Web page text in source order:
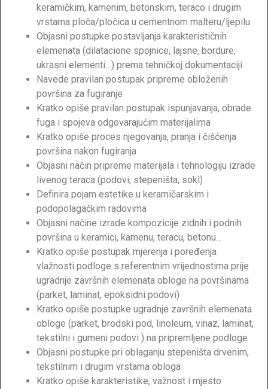
keramičkim, kamenim, betonskim, teraco i drugim
vrstama ploča/pločica u cementnom malteru/ljepilu
Objasni postupke postavljanja karakterističnih
elemenata (dilatacione spojnice, lajsne, bordure,
ukrasni elementi…) prema tehničkoj dokumentaciji
Navede pravilan postupak pripreme obloženih
površina za fugiranje
Kratko opiše pravilan postupak ispunjavanja, obrade
fuga i spojeva odgovarajućim materijalima
Kratko opiše proces njegovanja, pranja i čišćenja
površina nakon fugiranja
Objasni način pripreme materijala i tehnologiju izrade
livenog teraca (podovi, stepeništa, sokl)
Definira pojam estetike u keramičarskim i
podopolagačkim radovima
Objasni načine izrade kompozicije zidnih i podnih
površina u keramici, kamenu, teracu, betonu…
Kratko opiše postupak mjerenja i poređenja
vlažnosti podloge s referentnim vrijednostima prije
ugradnje završnih elemenata obloge na površinama
(parket, laminat, epoksidni podovi)
Kratko opiše postupke ugradnje završnih elemenata
obloge (parket, brodski pod, linoleum, vinaz, laminat,
tekstilni i gumeni podovi ) na pripremljene podloge
Objasni postupke pri oblaganju stepeništa drvenim,
tekstilnim i drugim vrstama obloga
Kratko opiše karakteristike, važnost i mjesto